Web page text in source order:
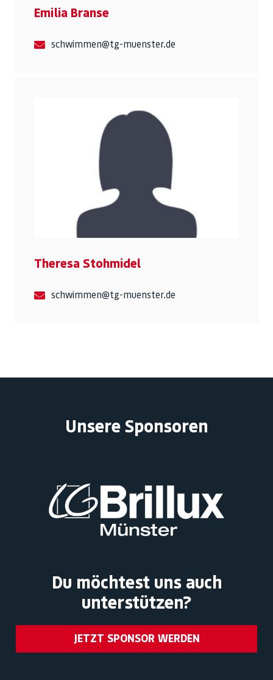
Emilia Branse
schwimmen@tg-muenster.de
Theresa Stohmidel
schwimmen@tg-muenster.de
Unsere Sponsoren
Du möchtest uns auch
unterstützen?
JETZT SPONSOR WERDEN